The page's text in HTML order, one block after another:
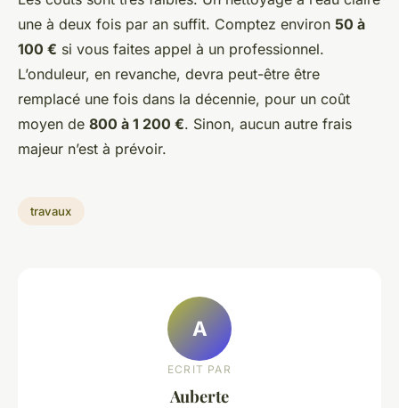
une à deux fois par an suffit. Comptez environ 50 à
100 € si vous faites appel à un professionnel.
L’onduleur, en revanche, devra peut-être être
remplacé une fois dans la décennie, pour un coût
moyen de 800 à 1 200 €. Sinon, aucun autre frais
majeur n’est à prévoir.
travaux
A
ECRIT PAR
Auberte